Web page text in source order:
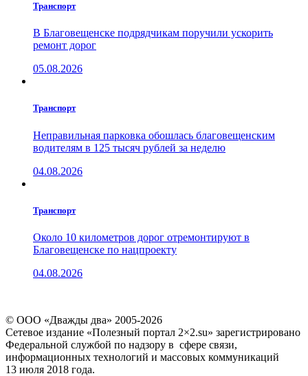
Транспорт
В Благовещенске подрядчикам поручили ускорить
ремонт дорог
05.08.2026
Транспорт
Неправильная парковка обошлась благовещенским
водителям в 125 тысяч рублей за неделю
04.08.2026
Транспорт
Около 10 километров дорог отремонтируют в
Благовещенске по нацпроекту
04.08.2026
© ООО «Дважды два» 2005-2026
Сетевое издание «Полезный портал 2×2.su» зарегистрировано
Федеральной службой по надзору в сфере связи,
информационных технологий и массовых коммуникаций
13 июля 2018 года.